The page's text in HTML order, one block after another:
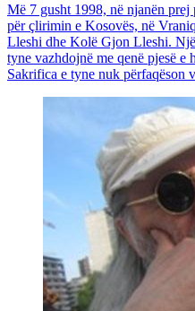
Më 7 gusht 1998, në njanën prej
për çlirimin e Kosovës, në
Lleshi dhe Kolë Gjon Lleshi.
tyne vazhdojnë me qenë pjesë e
Sakrifica e tyne nuk përfaqëson